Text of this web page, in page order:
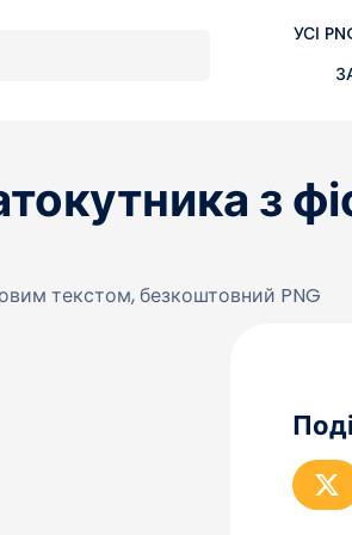
УСІ
з
текстом, безкоштовний PNG
о